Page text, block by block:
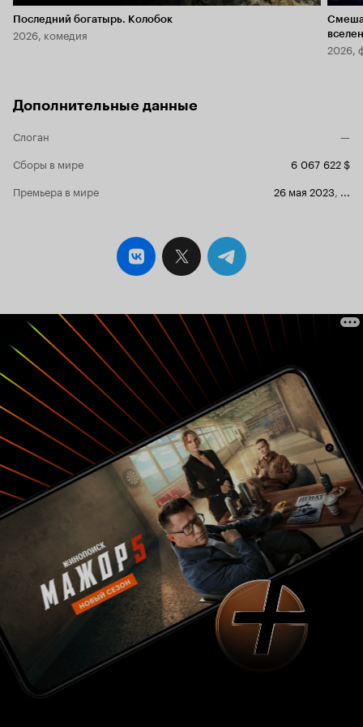
Последний богатырь. Колобок
2026, комедия
2026,
Дополнительные данные
Слоган
—
Сборы в мире
6 067 622 $
Премьера в мире
26 мая 2023, ...